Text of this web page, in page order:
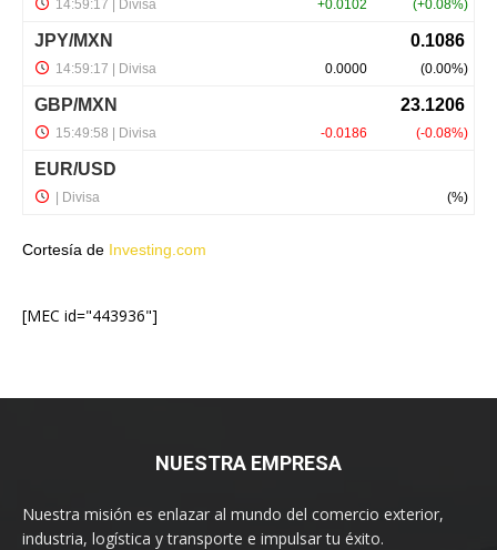
Cortesía de Investing.com
[MEC id="443936"]
NUESTRA EMPRESA
Nuestra misión es enlazar al mundo del comercio exterior,
industria, logística y transporte e impulsar tu éxito.